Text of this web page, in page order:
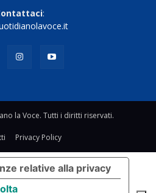
:
la Voce. Tutti i diritti riservati.
Privacy Policy
relative alla privacy